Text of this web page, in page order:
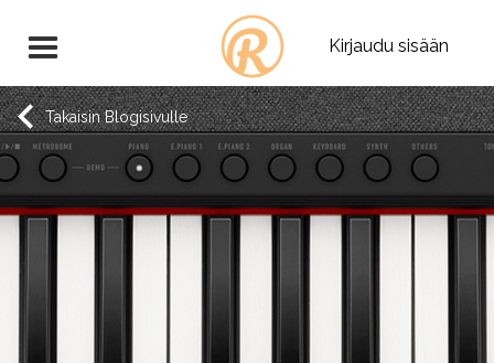
Kirjaudu sisään
Takaisin Blogisivulle